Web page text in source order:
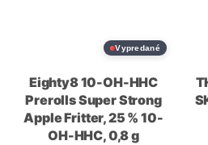
Vypredané
Eighty8 10-OH-HHC
Prerolls Super Strong
Apple Fritter, 25 % 10-
OH-HHC, 0,8 g